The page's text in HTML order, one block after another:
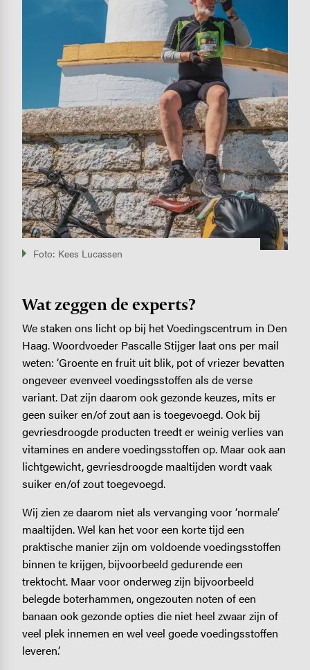
Foto: Kees Lucassen
Wat zeggen de experts?
We staken ons licht op bij het Voedingscentrum in Den
Haag. Woordvoeder Pascalle Stijger laat ons per mail
weten: ‘Groente en fruit uit blik, pot of vriezer bevatten
ongeveer evenveel voedingsstoffen als de verse
variant. Dat zijn daarom ook gezonde keuzes, mits er
geen suiker en/of zout aan is toegevoegd. Ook bij
gevriesdroogde producten treedt er weinig verlies van
vitamines en andere voedingsstoffen op. Maar ook aan
lichtgewicht, gevriesdroogde maaltijden wordt vaak
suiker en/of zout toegevoegd.
Wij zien ze daarom niet als vervanging voor ‘normale’
maaltijden. Wel kan het voor een korte tijd een
praktische manier zijn om voldoende voedingsstoffen
binnen te krijgen, bijvoorbeeld gedurende een
trektocht. Maar voor onderweg zijn bijvoorbeeld
belegde boterhammen, ongezouten noten of een
banaan ook gezonde opties die niet heel zwaar zijn of
veel plek innemen en wel veel goede voedingsstoffen
leveren.’